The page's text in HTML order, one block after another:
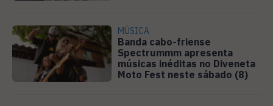
MÚSICA
Banda cabo-friense
Spectrummm apresenta
músicas inéditas no Diveneta
Moto Fest neste sábado (8)